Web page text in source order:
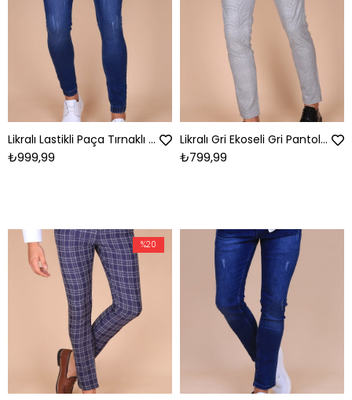
Likralı Lastikli Paça Tırnaklı Lacivert Kot Pantolon
₺999,99
Likralı Gri Ekoseli Gri Pantolon
₺799,99
%20